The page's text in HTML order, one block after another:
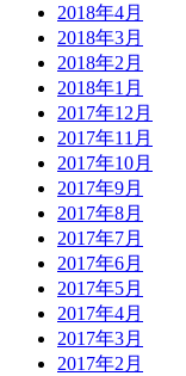
2018年4月
2018年3月
2018年2月
2018年1月
2017年12月
2017年11月
2017年10月
2017年9月
2017年8月
2017年7月
2017年6月
2017年5月
2017年4月
2017年3月
2017年2月